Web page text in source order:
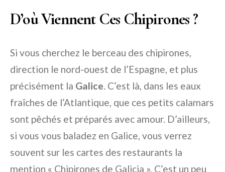
D’où Viennent Ces Chipirones ?
Si vous cherchez le berceau des chipirones,
direction le nord-ouest de l’Espagne, et plus
précisément la Galice. C’est là, dans les eaux
fraîches de l’Atlantique, que ces petits calamars
sont pêchés et préparés avec amour. D’ailleurs,
si vous vous baladez en Galice, vous verrez
souvent sur les cartes des restaurants la
mention « Chipirones de Galicia ». C’est un peu